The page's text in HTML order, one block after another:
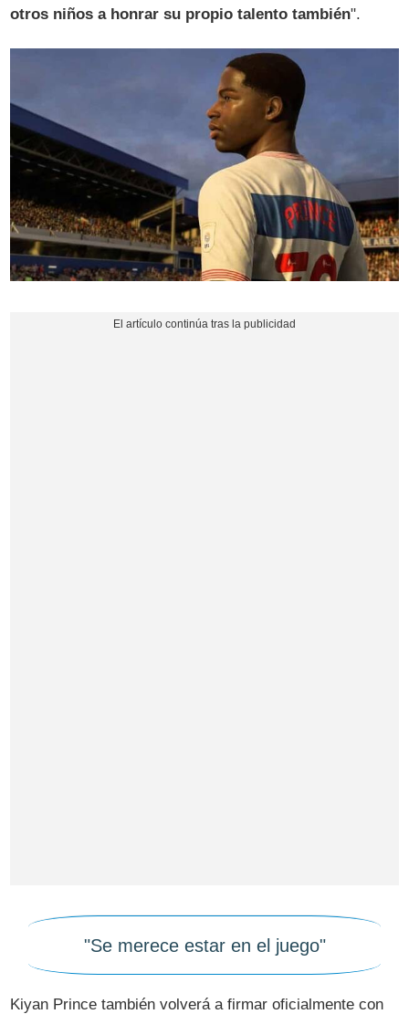
otros niños a honrar su propio talento también".
"Se merece estar en el juego"
Kiyan Prince también volverá a firmar oficialmente con